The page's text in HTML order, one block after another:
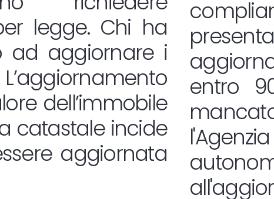
legge. Chi ha
ad aggiornare i
dell’immobile
catastale incide
aggiornata
entro